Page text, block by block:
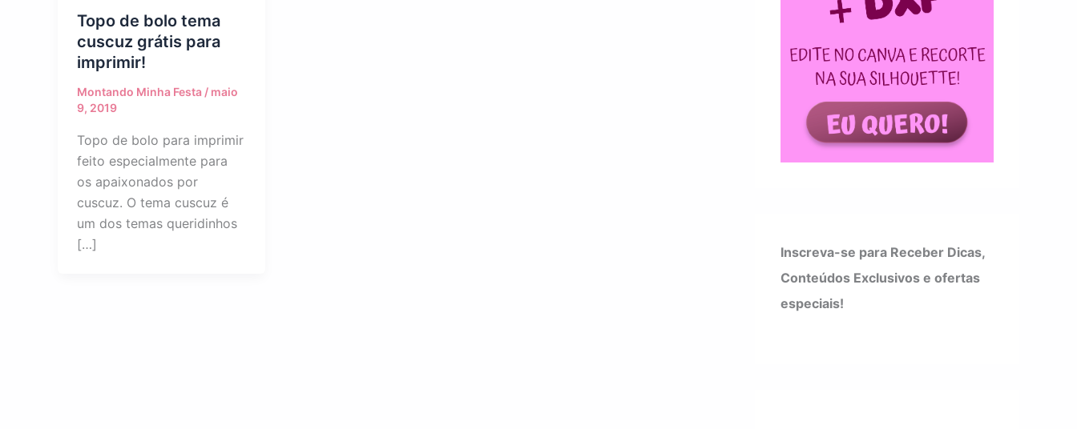
Topo de bolo tema
cuscuz grátis para
imprimir!
Montando Minha Festa / maio
9, 2019
Topo de bolo para imprimir
feito especialmente para
os apaixonados por
cuscuz. O tema cuscuz é
um dos temas queridinhos
[…]
Inscreva-se para Receber Dicas,
Conteúdos Exclusivos e ofertas
especiais!